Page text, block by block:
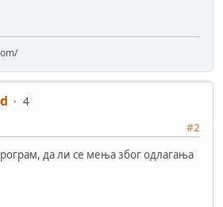
4
#2
да ли се мења због одлагања